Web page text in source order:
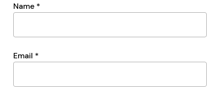
Name *
Email *